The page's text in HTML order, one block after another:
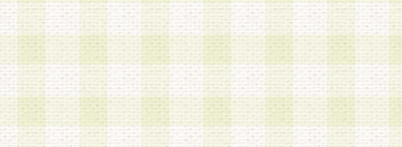
1.当社は、会員の登録情報に含まれる氏名・住所
アドレス等会員個人を識別できる情報を当社が別
シーポリシー
」に基づき適切に取り扱うものとし
は、当該個人情報を以下の各号に定める目的に利
す。なお、これら事項以外の目的で個人情報を利
かじめ会員の同意を得たうえで利用するものとし